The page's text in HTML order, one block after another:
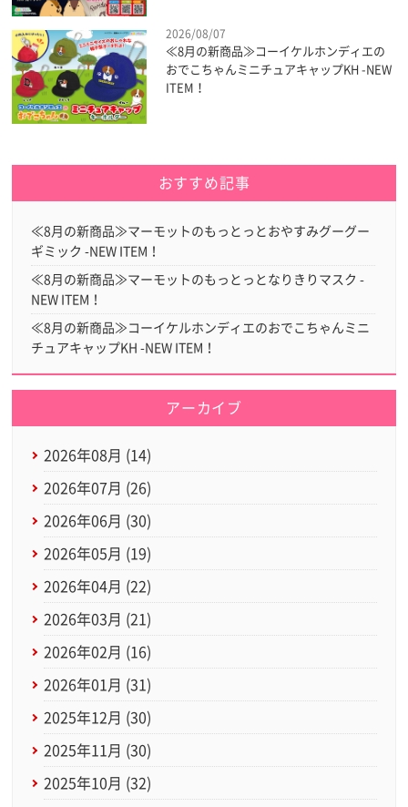
2026/08/07
≪8月の新商品≫コーイケルホンディエの
おでこちゃんミニチュアキャップKH -NEW
ITEM！
おすすめ記事
≪8月の新商品≫マーモットのもっとっとおやすみグーグー
ギミック -NEW ITEM！
≪8月の新商品≫マーモットのもっとっとなりきりマスク -
NEW ITEM！
≪8月の新商品≫コーイケルホンディエのおでこちゃんミニ
チュアキャップKH -NEW ITEM！
アーカイブ
2026年08月 (14)
2026年07月 (26)
2026年06月 (30)
2026年05月 (19)
2026年04月 (22)
2026年03月 (21)
2026年02月 (16)
2026年01月 (31)
2025年12月 (30)
2025年11月 (30)
2025年10月 (32)